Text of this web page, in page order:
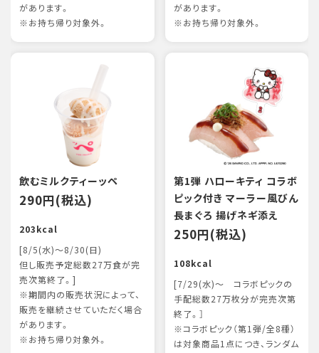
があります。
※お持ち帰り対象外。
があります。
※お持ち帰り対象外。
飲むミルクティーッペ
290円(税込)
203kcal
[8/5(水)～8/30(日)
但し販売予定総数27万食が完
売次第終了。]
※期間内の販売状況によって、
販売を継続させていただく場合
があります。
※お持ち帰り対象外。
第1弾 ハローキティ コラボ
ピック付き マーラー風びん
長まぐろ 揚げネギ添え
250円(税込)
108kcal
[7/29(水)～ コラボピックの
手配総数27万枚分が完売次第
終了。］
※コラボピック（第1弾/全8種）
は対象商品1点につき、ランダム